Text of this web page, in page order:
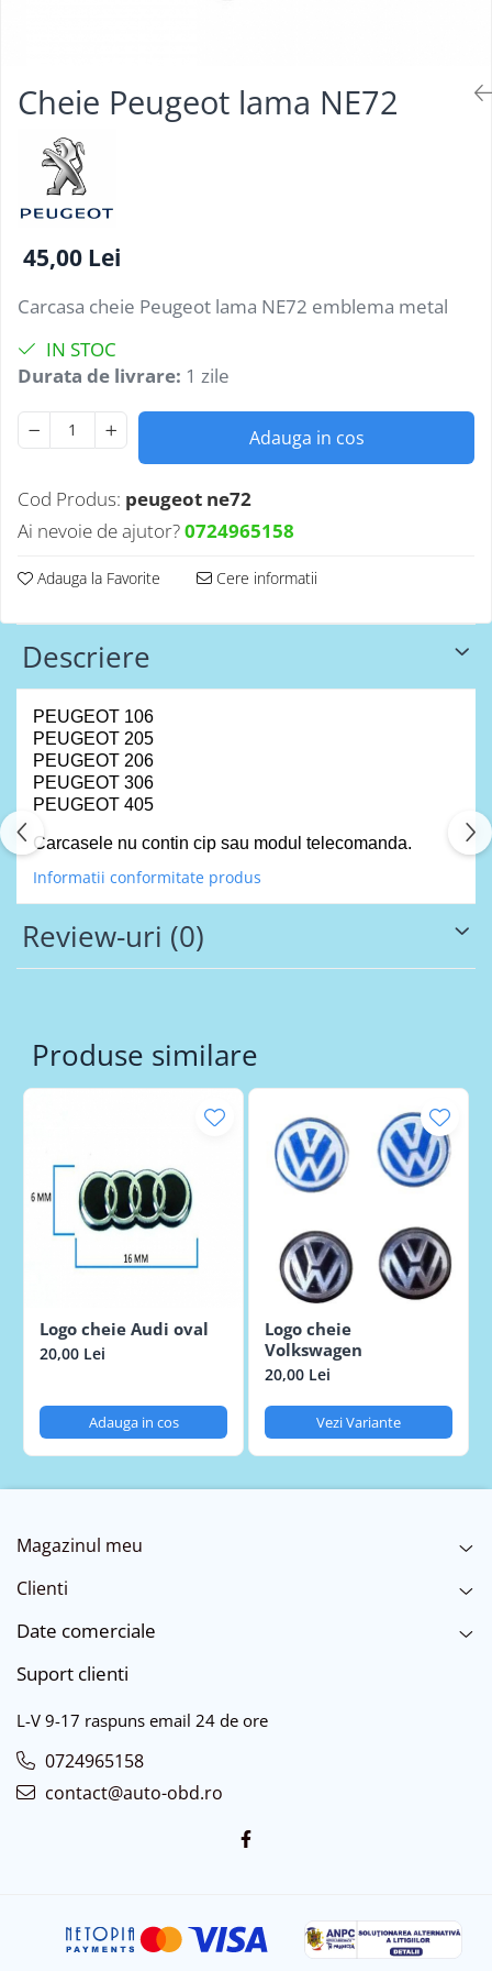
Cheie Peugeot lama NE72
45,00 Lei
Carcasa cheie Peugeot lama NE72 emblema metal
IN STOC
Durata de livrare: 1 zile
Adauga in cos
Cod Produs: peugeot ne72
Ai nevoie de ajutor?0724965158
Adauga la Favorite Cere informatii
Descriere
PEUGEOT 106
PEUGEOT 205
PEUGEOT 206
PEUGEOT 306
PEUGEOT 405
Carcasele nu contin cip sau modul telecomanda.
Informatii conformitate produs
Review-uri (0)
Produse similare
Logo cheie Audi oval
20,00 Lei
Adauga in cos
Logo cheie
Volkswagen
20,00 Lei
Vezi Variante
Magazinul meu
Clienti
Date comerciale
Suport clienti
L-V 9-17 raspuns email 24 de ore
0724965158
contact@auto-obd.ro